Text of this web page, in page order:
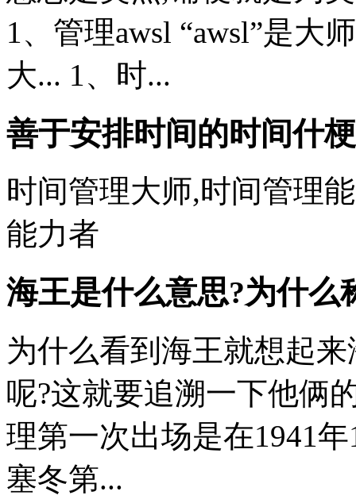
1、管理awsl “awsl”是大
大... 1、时...
善于安排时间的时间什
时间管理大师,时间管理
能力者
海王是什么意思?为什么
为什么看到海王就想起
呢?这就要追溯一下他俩
理第一次出场是在1941
塞冬第...